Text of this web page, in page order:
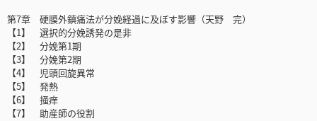
第7章 硬膜外鎮痛法が分娩経過に及ぼす影響（天野 完）
【1】 選択的分娩誘発の是非
【2】 分娩第1期
【3】 分娩第2期
【4】 児頭回旋異常
【5】 発熱
【6】 掻痒
【7】 助産師の役割